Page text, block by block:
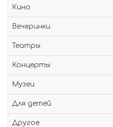
Кино
Вечеринки
Театры
Концерты
Музеи
Для детей
Другое